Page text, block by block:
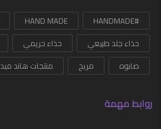
#HANDMADE
HAND MADE
حذاء جلد طبيعي
حذاء حريمي
صابوه
مريح منتجات هاند ميد
روابط مهمة